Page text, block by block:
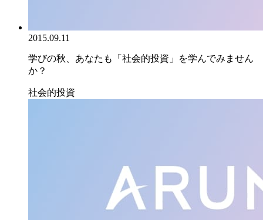
2015.09.11
学びの秋、あなたも「社会的投資」を学んでみません
か？
社会的投資